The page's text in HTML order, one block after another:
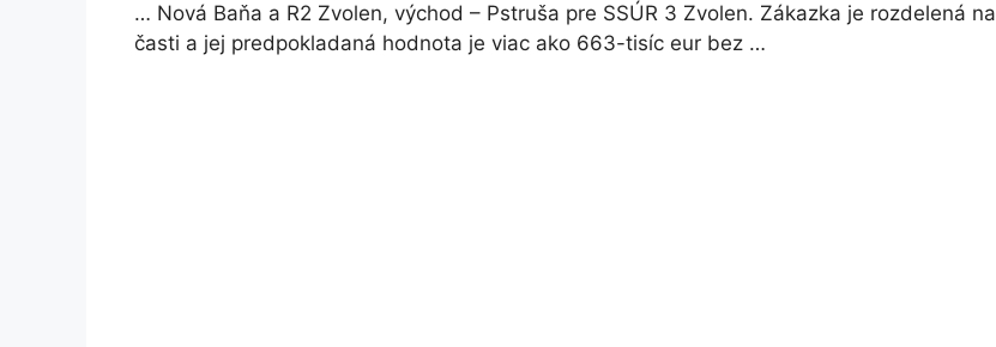
… Nová Baňa a R2 Zvolen, východ – Pstruša pre SSÚR 3 Zvolen. Zákazka je rozdelená na
časti a jej predpokladaná hodnota je viac ako 663-tisíc eur bez …